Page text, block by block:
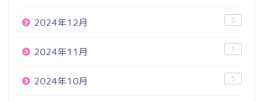
2024年12月 5
2024年11月 1
2024年10月 5